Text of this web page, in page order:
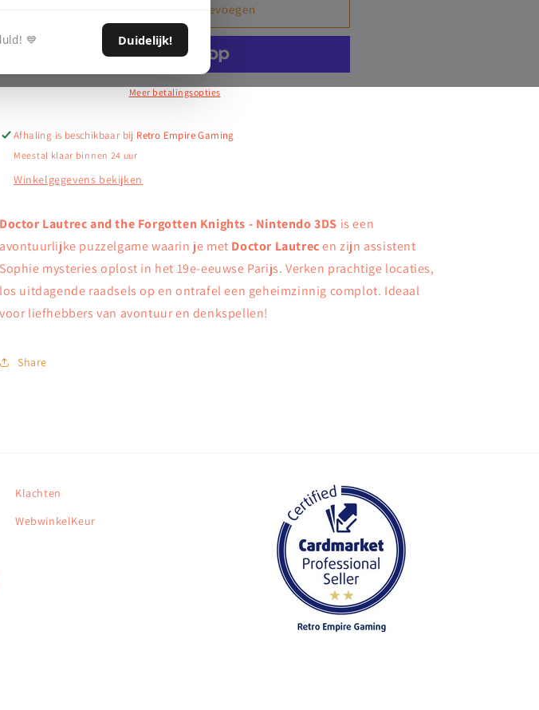
and
Forgotten
3DS
Lautrec
the
Forgotten
Knights
3DS
Aan winkelwagen toevoegen
Meer betalingsopties
Afhaling is beschikbaar bij Retro Empire Gaming
Meestal klaar binnen 24 uur
Winkelgegevens bekijken
Doctor Lautrec and the Forgotten Knights - Nintendo 3DS is een
avontuurlijke puzzelgame waarin je met Doctor Lautrecen zijn assistent
Sophie mysteries oplost in het 19e-eeuwse Parijs. Verken prachtige locaties,
los uitdagende raadsels op en ontrafel een geheimzinnig complot. Ideaal
voor liefhebbers van avontuur en denkspellen!
Share
Klachten
WebwinkelKeur
💙 Duidelijk!